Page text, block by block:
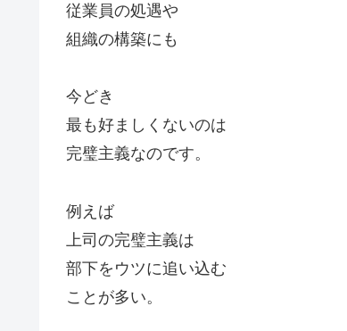
従業員の処遇や
組織の構築にも
今どき
最も好ましくないのは
完璧主義なのです。
例えば
上司の完璧主義は
部下をウツに追い込む
ことが多い。